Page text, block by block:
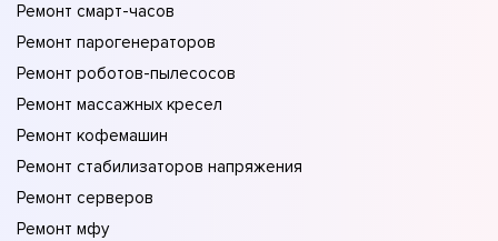
Ремонт смарт-часов
Ремонт парогенераторов
Ремонт роботов-пылесосов
Ремонт массажных кресел
Ремонт кофемашин
Ремонт стабилизаторов напряжения
Ремонт серверов
Ремонт мфу